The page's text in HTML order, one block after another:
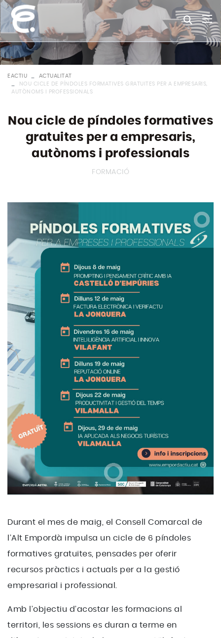
EACTIU
ACTUALITAT
NOU CICLE DE PÍNDOLES FORMATIVES GRATUITES PER A EMPRESARIS,
AUTÒNOMS I PROFESSIONALS
Nou cicle de píndoles formatives
gratuites per a empresaris,
autònoms i professionals
FORMACIÓ
Durant el mes de maig, el Consell Comarcal de
l’Alt Empordà impulsa un cicle de 6 píndoles
formatives gratuïtes, pensades per oferir
recursos pràctics i actuals per a la gestió
empresarial i professional.
Amb l’objectiu d’acostar les formacions al
territori, les sessions es duran a terme en